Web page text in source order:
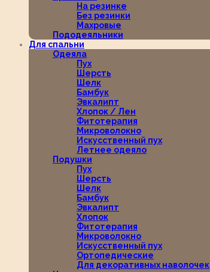
На резинке
Без резинки
Махровые
Пододеяльники
Для спальни
Одеяла
Пух
Шерсть
Шелк
Бамбук
Эвкалипт
Хлопок / Лен
Фитотерапия
Микроволокно
Искусственный пух
Летнее одеяло
Подушки
Пух
Шерсть
Шелк
Бамбук
Эвкалипт
Хлопок
Фитотерапия
Микроволокно
Искусственный пух
Ортопедические
Для декоративных наволочек